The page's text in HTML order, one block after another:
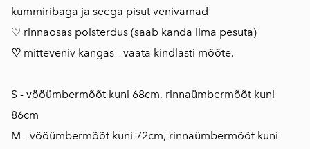
kummiribaga ja seega pisut venivamad
♡ rinnaosas polsterdus (saab kanda ilma pesuta)
♡ mitteveniv kangas - vaata kindlasti mõõte.
S - vööümbermõõt kuni 68cm, rinnaümbermõõt kuni
86cm
M - vööümbermõõt kuni 72cm, rinnaümbermõõt kuni